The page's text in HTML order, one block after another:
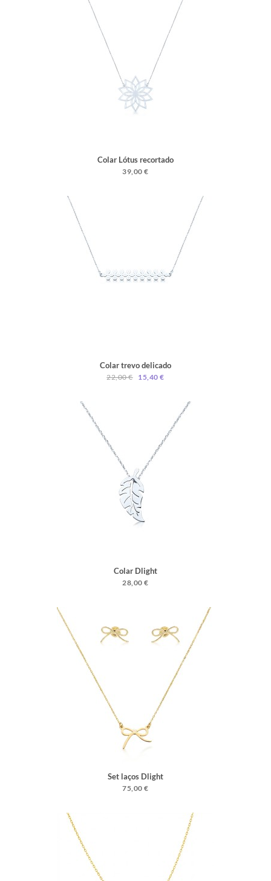
Colar Lótus recortado
39,00 €
Colar trevo delicado
22,00 € 15,40 €
Colar Dlight
28,00 €
Set laços Dlight
75,00 €